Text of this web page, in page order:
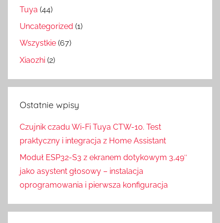
Tuya (44)
Uncategorized (1)
Wszystkie (67)
Xiaozhi (2)
Ostatnie wpisy
Czujnik czadu Wi-Fi Tuya CTW-10. Test
praktyczny i integracja z Home Assistant
Moduł ESP32-S3 z ekranem dotykowym 3,49″
jako asystent głosowy – instalacja
oprogramowania i pierwsza konfiguracja